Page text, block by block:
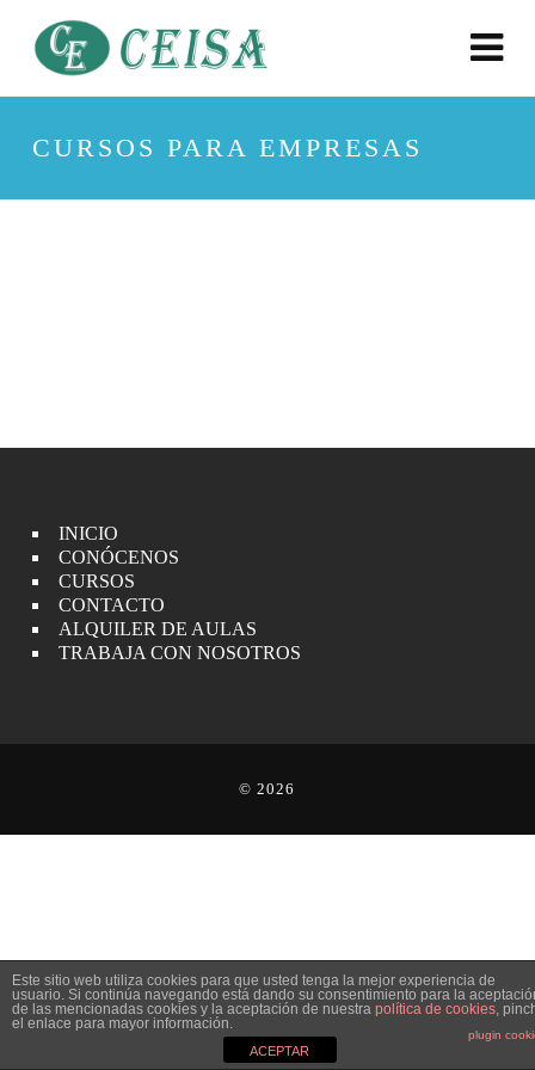
CURSOS PARA EMPRESAS
INICIO
CONÓCENOS
CURSOS
CONTACTO
ALQUILER DE AULAS
TRABAJA CON NOSOTROS
© 2026
Este sitio web utiliza cookies para que usted tenga la mejor experiencia de
usuario. Si continúa navegando está dando su consentimiento para la
de las mencionadas cookies y la aceptación de nuestra política de cookies,
el enlace para mayor información.
plugin
ACEPTAR